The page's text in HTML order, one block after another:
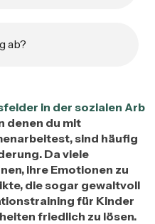
ab?
in der sozialen Arb
denen du mit
sind häufig
Da viele
ihre Emotionen zu
die sogar gewaltvoll
für Kinder
friedlich zu lösen.